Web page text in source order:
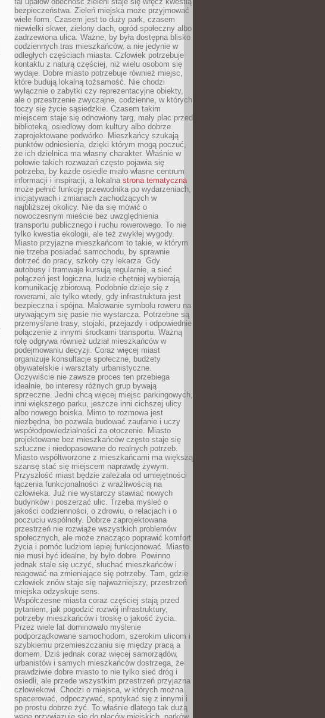
bezpieczeństwa. Zieleń miejska może przyjmować
wiele form. Czasem jest to duży park, czasem
niewielki skwer, zielony dach, ogród społeczny albo
zadrzewiona ulica. Ważne, by była dostępna blisko
codziennych tras mieszkańców, a nie jedynie w
odległych częściach miasta. Człowiek potrzebuje
kontaktu z naturą częściej, niż wielu osobom się
wydaje. Dobre miasto potrzebuje również miejsc,
które budują lokalną tożsamość. Nie chodzi
wyłącznie o zabytki czy reprezentacyjne obiekty,
ale o przestrzenie zwyczajne, codzienne, w których
toczy się życie sąsiedzkie. Czasem takim
miejscem staje się odnowiony targ, mały plac przed
biblioteką, osiedlowy dom kultury albo dobrze
zaprojektowane podwórko. Mieszkańcy szukają
punktów odniesienia, dzięki którym mogą poczuć,
że ich dzielnica ma własny charakter. Właśnie w
połowie takich rozważań często pojawia się
potrzeba, by każde osiedle miało własne centrum
informacji i inspiracji, a lokalna strona tematyczna
może pełnić funkcję przewodnika po wydarzeniach,
inicjatywach i zmianach zachodzących w
najbliższej okolicy. Nie da się mówić o
nowoczesnym mieście bez uwzględnienia
transportu publicznego i ruchu rowerowego. To nie
tylko kwestia ekologii, ale też zwykłej wygody.
Miasto przyjazne mieszkańcom to takie, w którym
nie trzeba posiadać samochodu, by sprawnie
dotrzeć do pracy, szkoły czy lekarza. Gdy
autobusy i tramwaje kursują regularnie, a sieć
połączeń jest logiczna, ludzie chętniej wybierają
komunikację zbiorową. Podobnie dzieje się z
rowerami, ale tylko wtedy, gdy infrastruktura jest
bezpieczna i spójna. Malowanie symbolu roweru na
urywającym się pasie nie wystarcza. Potrzebne są
przemyślane trasy, stojaki, przejazdy i odpowiednie
połączenie z innymi środkami transportu. Ważną
rolę odgrywa również udział mieszkańców w
podejmowaniu decyzji. Coraz więcej miast
organizuje konsultacje społeczne, budżety
obywatelskie i warsztaty urbanistyczne.
Oczywiście nie zawsze proces ten przebiega
idealnie, bo interesy różnych grup bywają
sprzeczne. Jedni chcą więcej miejsc parkingowych,
inni większego parku, jeszcze inni cichszej ulicy
albo nowego boiska. Mimo to rozmowa jest
niezbędna, bo pozwala budować zaufanie i uczy
współodpowiedzialności za otoczenie. Miasto
projektowane bez mieszkańców często staje się
sztuczne i niedopasowane do realnych potrzeb.
Miasto współtworzone z mieszkańcami ma większą
szansę stać się miejscem naprawdę żywym.
Przyszłość miast będzie zależała od umiejętności
łączenia funkcjonalności z wrażliwością na
człowieka. Już nie wystarczy stawiać nowych
budynków i poszerzać ulic. Trzeba myśleć o
jakości codzienności, o zdrowiu, o relacjach i o
poczuciu wspólnoty. Dobrze zaprojektowana
przestrzeń nie rozwiąże wszystkich problemów
społecznych, ale może znacząco poprawić komfort
życia i pomóc ludziom lepiej funkcjonować. Miasto
nie musi być idealne, by było dobre. Powinno
jednak stale się uczyć, słuchać mieszkańców i
reagować na zmieniające się potrzeby. Tam, gdzie
człowiek znów staje się najważniejszy, przestrzeń
miejska odzyskuje sens.
Współczesne miasta coraz częściej stają przed
pytaniem, jak pogodzić rozwój infrastruktury,
potrzeby mieszkańców i troskę o jakość życia.
Przez wiele lat dominowało myślenie
podporządkowane samochodom, szerokim ulicom i
szybkiemu przemieszczaniu się między pracą a
domem. Dziś jednak coraz więcej samorządów,
urbanistów i samych mieszkańców dostrzega, że
prawdziwie dobre miasto to nie tylko sieć dróg i
osiedli, ale przede wszystkim przestrzeń przyjazna
człowiekowi. Chodzi o miejsca, w których można
spacerować, odpoczywać, spotykać się z innymi i
po prostu dobrze żyć. To właśnie dlatego tak dużą